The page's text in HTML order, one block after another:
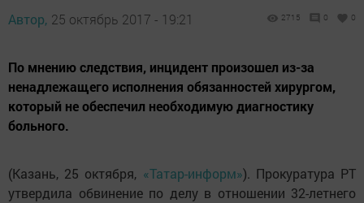
Автор, 25 октябрь 2017 - 19:21 2715 0 0
По мнению следствия, инцидент произошел из-за
ненадлежащего исполнения обязанностей хирургом,
который не обеспечил необходимую диагностику
больного.
(Казань, 25 октября, «Татар-информ»). Прокуратура РТ
утвердила обвинение по делу в отношении 32-летнего